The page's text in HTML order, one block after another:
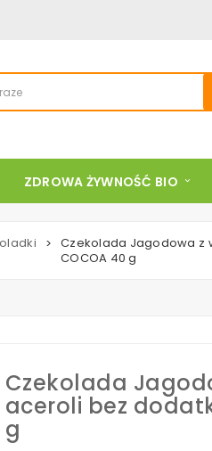
ZDROWA ŻYWNOŚĆ BIO
> Czekolada Jagodowa z
COCOA 40 g
Czekolada
aceroli bez
g